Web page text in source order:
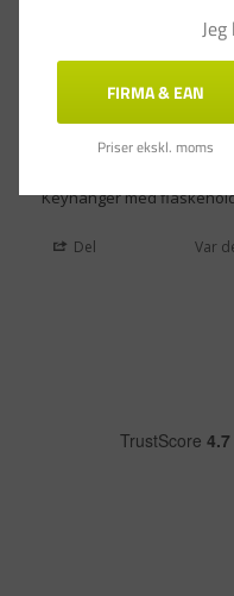
JV Denmark
En blødere
Keyhanger med
Del Var
FIRMA & EAN
Priser ekskl. moms